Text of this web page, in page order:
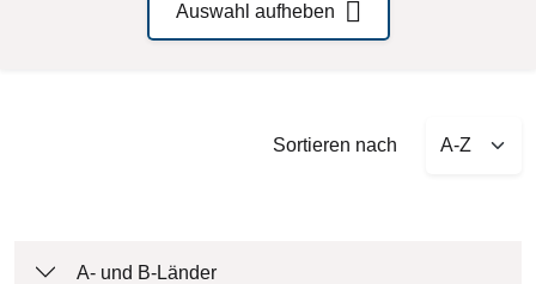
Auswahl aufheben
Sortieren nach
A- und B-Länder